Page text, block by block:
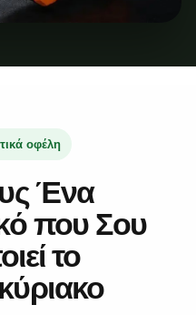
οφέλη
Ένα
που Σου
το